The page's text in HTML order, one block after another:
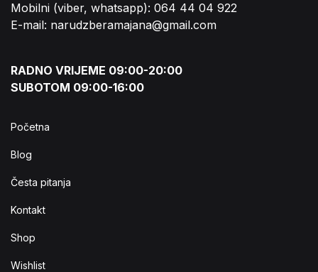
Mobilni (viber, whatsapp): 064 44 04 922
E-mail: narudzberamajana@gmail.com
RADNO VRIJEME 09:00-20:00
SUBOTOM 09:00-16:00
Početna
Blog
Česta pitanja
Kontakt
Shop
Wishlist